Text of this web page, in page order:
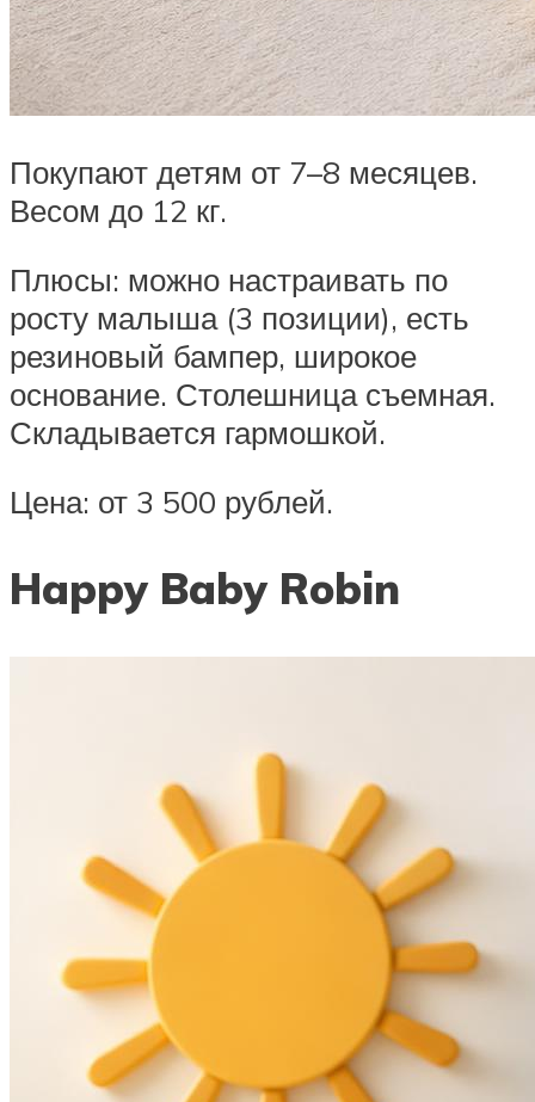
Покупают детям от 7–8 месяцев.
Весом до 12 кг.
Плюсы: можно настраивать по
росту малыша (3 позиции), есть
резиновый бампер, широкое
основание. Столешница съемная.
Складывается гармошкой.
Цена: от 3 500 рублей.
Happy Baby Robin